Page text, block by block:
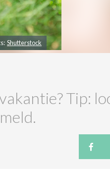
Shutterstock
Tip: